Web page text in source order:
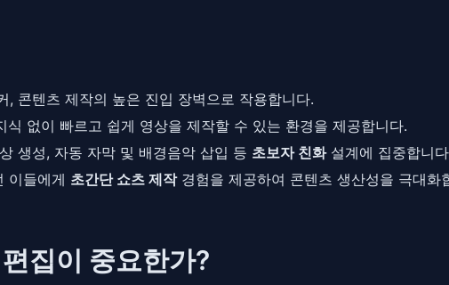
콘텐츠 제작의 높은 진입 장벽으로 작용합니다.
식 없이 빠르고 쉽게 영상을 제작할 수 있는 환경을 제공합니다.
생성, 자동 자막 및 배경음악 삽입 등 초보자 친화설계에 집중합니
이들에게 초간단 쇼츠 제작경험을 제공하여 콘텐츠 생산성을 극대화
집이 중요한가?